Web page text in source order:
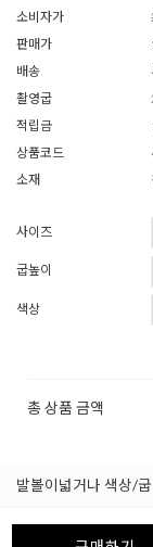
소비자가
판매가
배송
촬영굽
적립금
상품코드
소재
사이즈
굽높이
색상
총 상품 금액
발볼이넓거나 색상/